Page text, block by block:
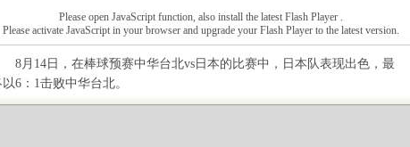
Please open JavaScript function, also install the latest Flash Player .
Please activate JavaScript in your browser and upgrade your Flash Player to the latest version.
月14日，在棒球预赛中华台北vs日本的比赛中，日本队表现出色，最
6：1击败中华台北。